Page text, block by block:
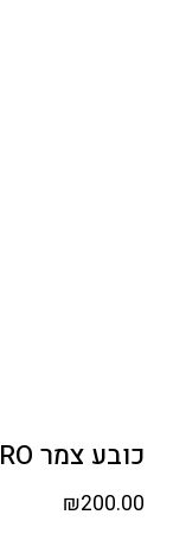
כובע צמר NERO יוניסקס בצבע ירוק יער
₪200.00